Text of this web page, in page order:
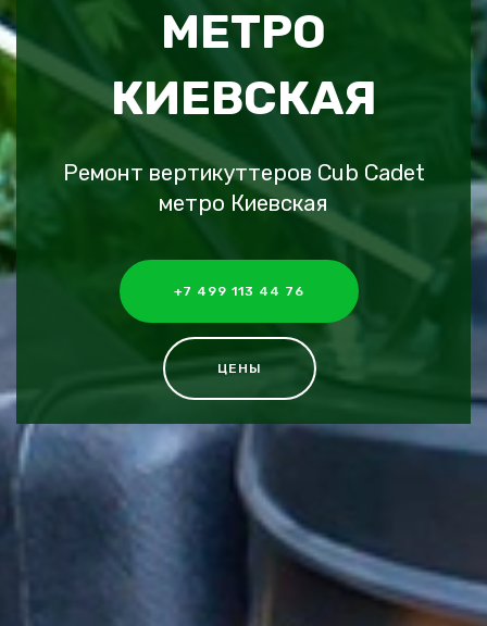
МЕТРО
КИЕВСКАЯ
Ремонт вертикуттеров Cub Cadet
метро Киевская
+7 499 113 44 76
ЦЕНЫ